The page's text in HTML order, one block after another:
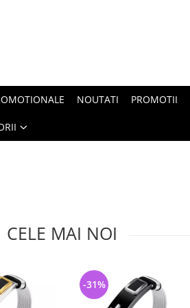
NOUTATI PROMOTII
CELE MAI NOI
-31%